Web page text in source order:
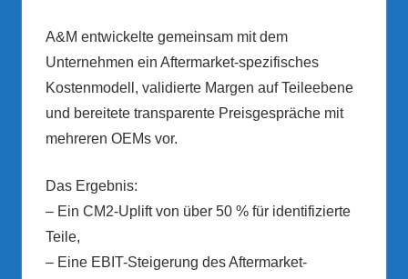
A&M entwickelte gemeinsam mit dem
Unternehmen ein Aftermarket-spezifisches
Kostenmodell, validierte Margen auf Teileebene
und bereitete transparente Preisgespräche mit
mehreren OEMs vor.
Das Ergebnis:
– Ein CM2-Uplift von über 50 % für identifizierte
Teile,
– Eine EBIT-Steigerung des Aftermarket-